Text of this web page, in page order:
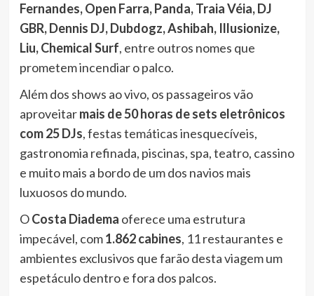
Fernandes, Open Farra, Panda, Traia Véia, DJ
GBR, Dennis DJ, Dubdogz, Ashibah, Illusionize,
Liu, Chemical Surf, entre outros nomes que
prometem incendiar o palco.
Além dos shows ao vivo, os passageiros vão
aproveitarmais de 50 horas de sets eletrônicos
com 25 DJs, festas temáticas inesquecíveis,
gastronomia refinada, piscinas, spa, teatro, cassino
e muito mais a bordo de um dos navios mais
luxuosos do mundo.
OCosta Diadema oferece uma estrutura
impecável, com1.862 cabines, 11 restaurantes e
ambientes exclusivos que farão desta viagem um
espetáculo dentro e fora dos palcos.